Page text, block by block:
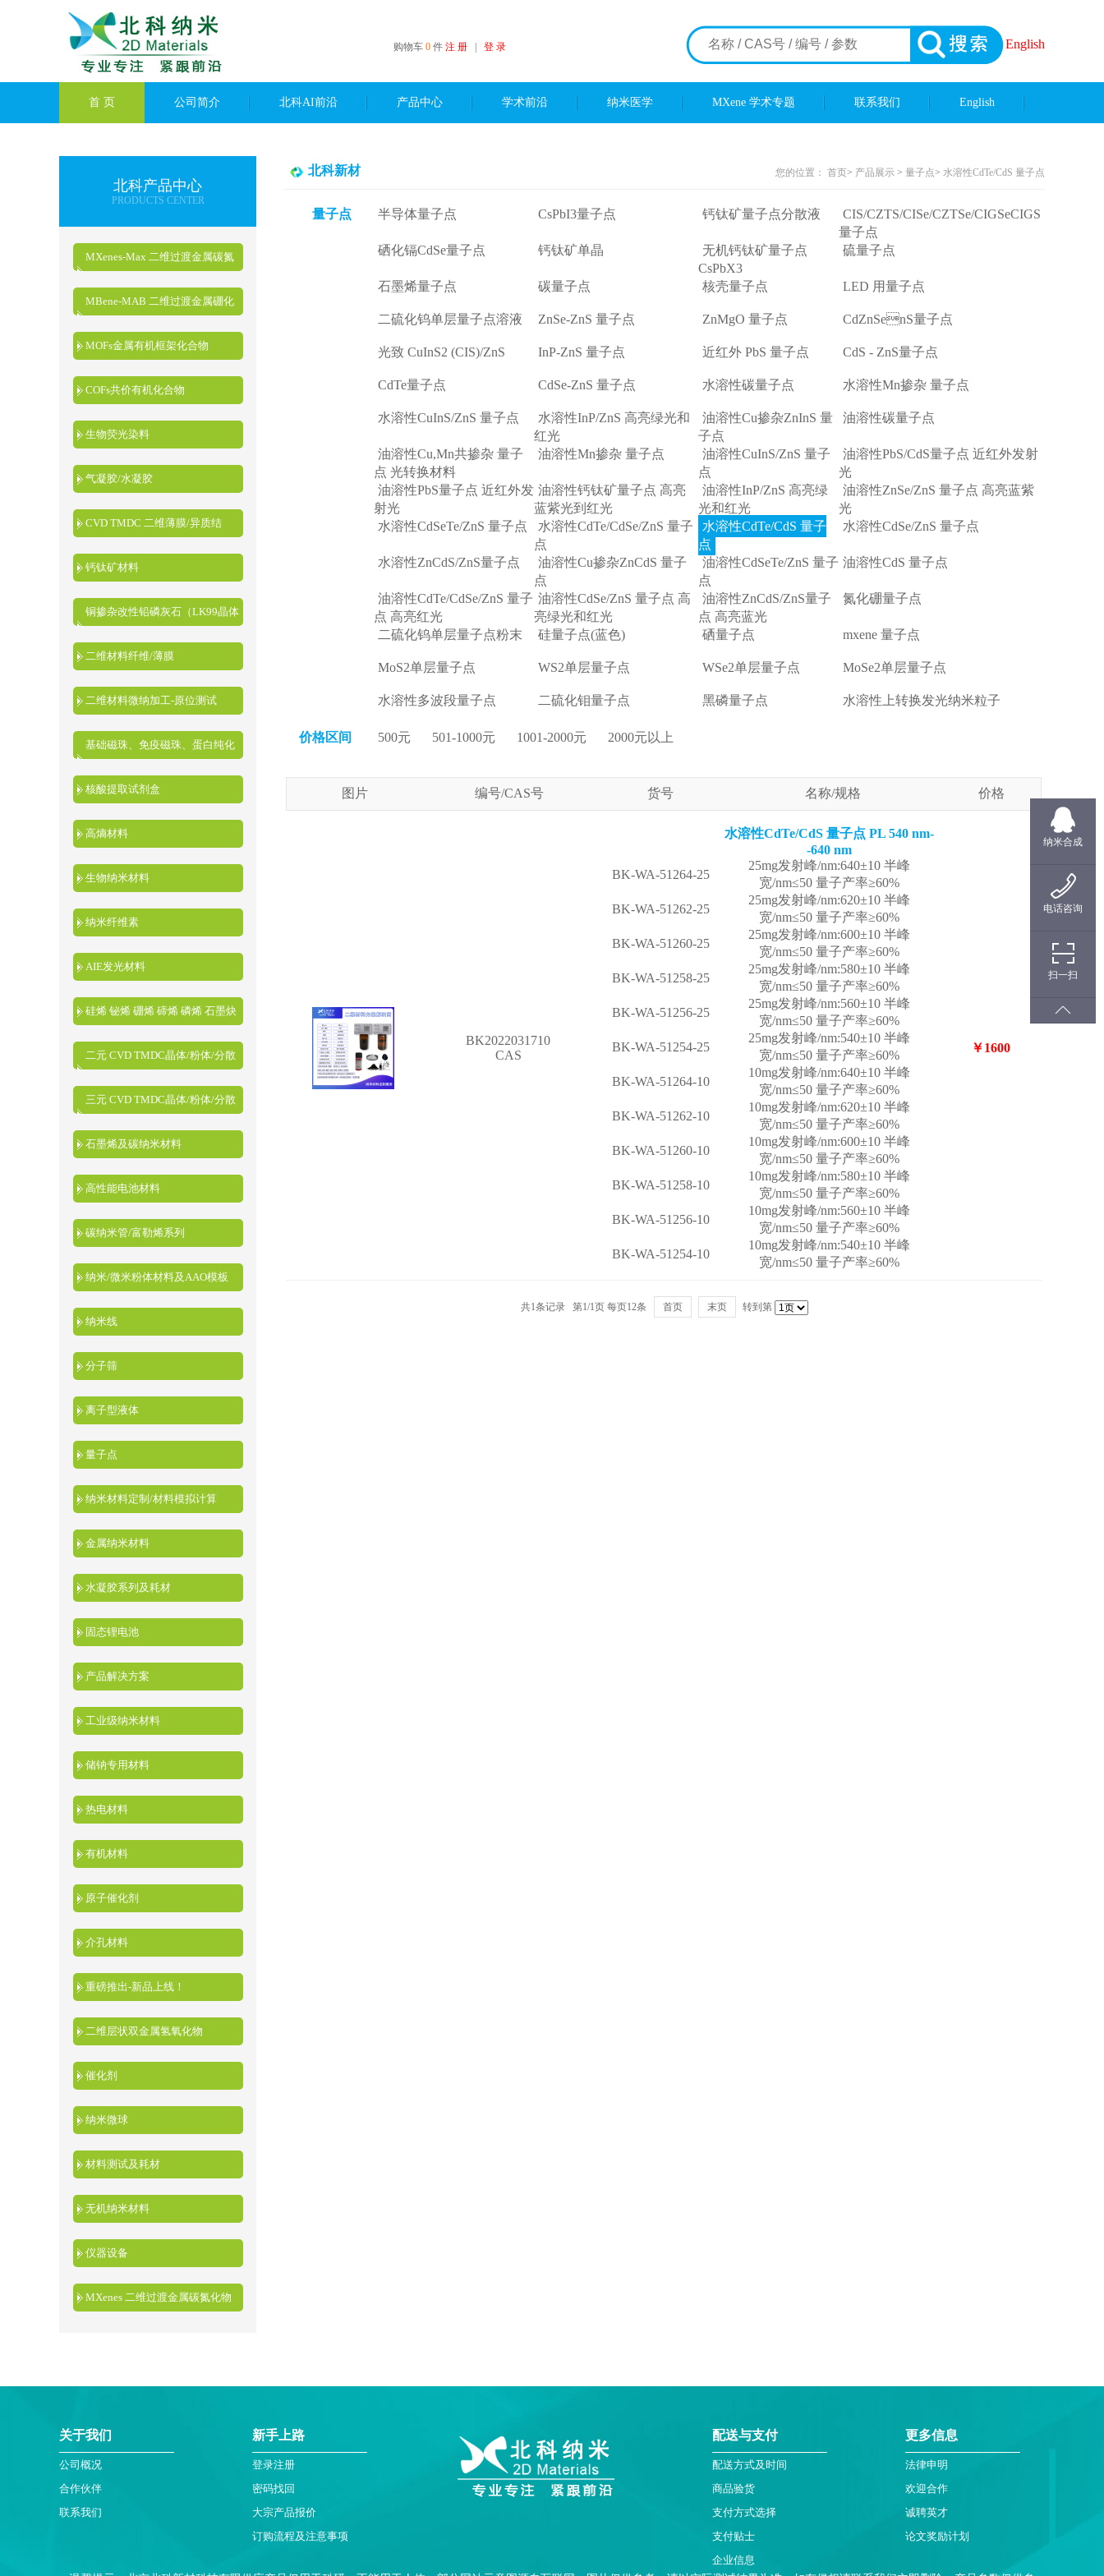
购物车 0 件 注 册 登 录 English
首 页 公司简介 北科AI前沿 产品中心 学术前沿 纳米医学 MXene 学术专题 联系我们 English
北科产品中心
PRODUCTS CENTER
MXenes-Max 二维过渡金属碳氮
化物
MBene-MAB 二维过渡金属硼化
物
MOFs金属有机框架化合物
COFs共价有机化合物
生物荧光染料
气凝胶/水凝胶
CVD TMDC 二维薄膜/异质结
钙钛矿材料
铜掺杂改性铅磷灰石（LK99晶体
粉末）
二维材料纤维/薄膜
二维材料微纳加工-原位测试
基础磁珠、免疫磁珠、蛋白纯化
磁珠、核酸提取磁珠
核酸提取试剂盒
高熵材料
生物纳米材料
纳米纤维素
AIE发光材料
硅烯 铋烯 硼烯 碲烯 磷烯 石墨炔
二元 CVD TMDC晶体/粉体/分散
液
三元 CVD TMDC晶体/粉体/分散
液
石墨烯及碳纳米材料
高性能电池材料
碳纳米管/富勒烯系列
纳米/微米粉体材料及AAO模板
纳米线
分子筛
离子型液体
量子点
纳米材料定制/材料模拟计算
金属纳米材料
水凝胶系列及耗材
固态锂电池
产品解决方案
工业级纳米材料
储钠专用材料
热电材料
有机材料
原子催化剂
介孔材料
重磅推出-新品上线！
二维层状双金属氢氧化物
催化剂
纳米微球
材料测试及耗材
无机纳米材料
仪器设备
MXenes 二维过渡金属碳氮化物
北科新材 您的位置： 首页> 产品展示 > 量子点> 水溶性CdTe/CdS 量子点
量子点 半导体量子点 CsPbI3量子点 钙钛矿量子点分散液
CIS/CZTS/CISe/CZTSe/CIGSeCIGS
量子点
硒化镉CdSe量子点
钙钛矿单晶
无机钙钛矿量子点
CsPbX3
硫量子点
石墨烯量子点 碳量子点 核壳量子点 LED 用量子点
二硫化钨单层量子点溶液 ZnSe-ZnS 量子点 ZnMgO 量子点 CdZnSenS量子点
光致 CuInS2 (CIS)/ZnS InP-ZnS 量子点 近红外 PbS 量子点 CdS - ZnS量子点
CdTe量子点 CdSe-ZnS 量子点 水溶性碳量子点 水溶性Mn掺杂 量子点
水溶性CuInS/ZnS 量子点
水溶性InP/ZnS 高亮绿光和
红光
油溶性Cu掺杂ZnInS 量
子点
油溶性碳量子点
油溶性Cu,Mn共掺杂 量子
点 光转换材料
油溶性Mn掺杂 量子点
油溶性CuInS/ZnS 量子
点
油溶性PbS/CdS量子点 近红外发射
光
油溶性PbS量子点 近红外发
射光
油溶性钙钛矿量子点 高亮
蓝紫光到红光
油溶性InP/ZnS 高亮绿
光和红光
油溶性ZnSe/ZnS 量子点 高亮蓝紫
光
水溶性CdSeTe/ZnS 量子点
水溶性CdTe/CdSe/ZnS 量子
点
水溶性CdTe/CdS 量子
点
水溶性CdSe/ZnS 量子点
水溶性ZnCdS/ZnS量子点
油溶性Cu掺杂ZnCdS 量子
点
油溶性CdSeTe/ZnS 量子
点
油溶性CdS 量子点
油溶性CdTe/CdSe/ZnS 量子
点 高亮红光
油溶性CdSe/ZnS 量子点 高
亮绿光和红光
油溶性ZnCdS/ZnS量子
点 高亮蓝光
氮化硼量子点
二硫化钨单层量子点粉末 硅量子点(蓝色) 硒量子点 mxene 量子点
MoS2单层量子点 WS2单层量子点 WSe2单层量子点 MoSe2单层量子点
水溶性多波段量子点 二硫化钼量子点 黑磷量子点 水溶性上转换发光纳米粒子
价格区间 500元 501-1000元 1001-2000元 2000元以上
图片 编号/CAS号 货号 名称/规格 价格
BK2022031710
CAS
水溶性CdTe/CdS 量子点 PL 540 nm-
-640 nm
BK-WA-51264-25
25mg发射峰/nm:640±10 半峰
宽/nm≤50 量子产率≥60%
BK-WA-51262-25
25mg发射峰/nm:620±10 半峰
宽/nm≤50 量子产率≥60%
BK-WA-51260-25
25mg发射峰/nm:600±10 半峰
宽/nm≤50 量子产率≥60%
BK-WA-51258-25
25mg发射峰/nm:580±10 半峰
宽/nm≤50 量子产率≥60%
BK-WA-51256-25
25mg发射峰/nm:560±10 半峰
宽/nm≤50 量子产率≥60%
BK-WA-51254-25
25mg发射峰/nm:540±10 半峰
宽/nm≤50 量子产率≥60%
BK-WA-51264-10
10mg发射峰/nm:640±10 半峰
宽/nm≤50 量子产率≥60%
BK-WA-51262-10
10mg发射峰/nm:620±10 半峰
宽/nm≤50 量子产率≥60%
BK-WA-51260-10
10mg发射峰/nm:600±10 半峰
宽/nm≤50 量子产率≥60%
BK-WA-51258-10
10mg发射峰/nm:580±10 半峰
宽/nm≤50 量子产率≥60%
BK-WA-51256-10
10mg发射峰/nm:560±10 半峰
宽/nm≤50 量子产率≥60%
BK-WA-51254-10
10mg发射峰/nm:540±10 半峰
宽/nm≤50 量子产率≥60%
￥1600
共1条记录 第1/1页 每页12条 首页 末页 转到第
关于我们
公司概况
合作伙伴
联系我们
新手上路
登录注册
密码找回
大宗产品报价
订购流程及注意事项
配送与支付
配送方式及时间
商品验货
支付方式选择
支付贴士
企业信息
更多信息
法律申明
欢迎合作
诚聘英才
论文奖励计划
纳米合成
电话咨询
扫一扫